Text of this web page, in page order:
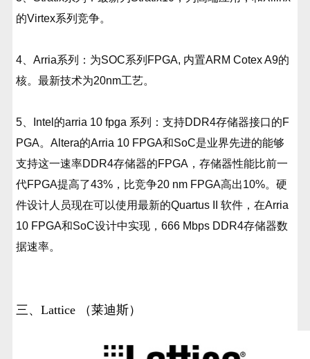
的Virtex系列竞争。
4、Arria系列：为SOC系列FPGA, 内置ARM Cotex A9的
核。最新技术为20nm工艺。
5、Intel的arria 10 fpga 系列：支持DDR4存储器接口的F
PGA。Altera的Arria 10 FPGA和SoC是业界先进的能够
支持这一速率DDR4存储器的FPGA，存储器性能比前一
代FPGA提高了43%，比竞争20 nm FPGA高出10%。硬
件设计人员现在可以使用最新的Quartus II 软件，在Arria
10 FPGA和SoC设计中实现，666 Mbps DDR4存储器数
据速率。
三、Lattice （莱迪斯）